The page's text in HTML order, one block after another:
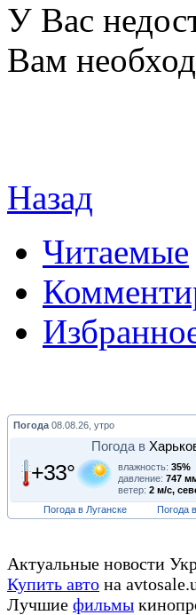
У Вас
Вам
Назад
Читаемые
Погода 08.08.26, утро
Погода в
+33° влажность: 35%
давление: 747
ветер: 2 м/с,
Погода в Луганске
Погода
Актуальные новости
Купить авто на
Лучшие фильмы